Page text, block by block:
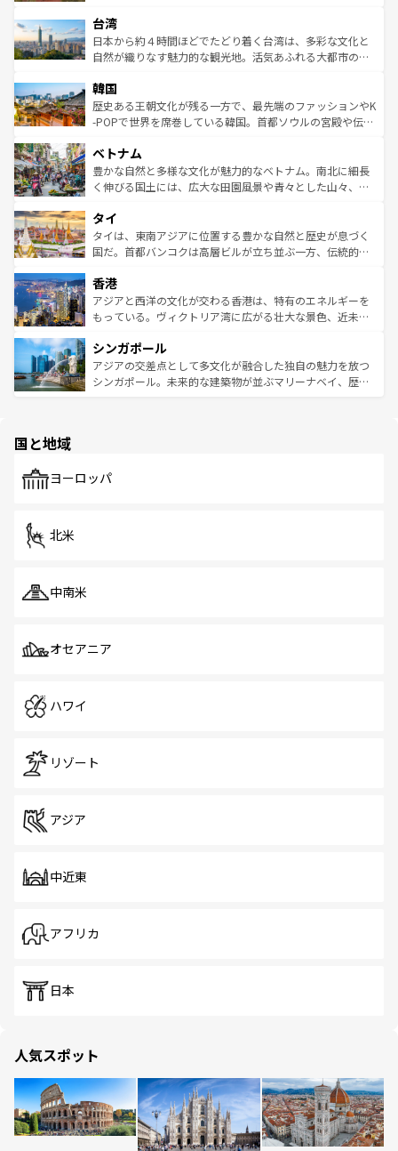
ならではの贅沢な旅のスタイルだ。 なお、新着のアメリカ
情報はコンテンツ一覧を参照してほしい。
れるおもてなしの心で訪れる人々を迎えてくれるハワイの
人々、おいしいローカルフードやハワイアンミュージッ
ク、伝統的なフラダンスなど、すべてがハワイの魅力を彩
ワイを、存分に味わってほしい。 なお、新着のハワイ情報
はコンテンツ一覧を参照してほしい。
リアリーフや大陸中央部にそびえるウルル（エアーズロッ
ク）、タスマニアの美しい原生林やケアンズの熱帯雨林な
ど、見どころがたくさん。また、カフェやワイン、オージ
いる。アクティビティも充実しており、サーフィンやダイ
ビング、ハイキングなど、アウトドア好きにはたまらな
い。オーストラリアの多彩な魅力を存分に味わいつくそ
参照してほしい。
台湾
日本から約４時間ほどでたどり着く台湾は、多彩な文化と
自然が織りなす魅力的な観光地。活気あふれる大都市の台
ン）、静ひつな山岳地帯である台湾東部など、都市の喧騒
と山間の静けさが共存しており、訪れる人に新しい発見と
驚きをもたらしてくれる。また、奥深い台湾の食文化も魅
容にもいいと評判のスイーツなど、バラエティ豊かな料理
が味わえる。 なお、新着の台湾情報は コンテンツ一覧を参
照してほしい。
韓国
歴史ある王朝文化が残る一方で、最先端のファッションやK
-POPで世界を席巻している韓国。首都ソウルの宮殿や伝統
き、地方に足を延ばせば四季折々の自然美を楽しむことが
できる。そして、キムチや焼肉、絶品のストリートフード
まで、さまざまな韓国料理が待っている。夜には、韓国な
リティに包まれながら、韓国の多彩な魅力を心ゆくまで味
わってみてほしい。 なお、新着の韓国情報はコンテンツ一
覧を参照してほしい。
ベトナム
豊かな自然と多様な文化が魅力的なベトナム。南北に細長
く伸びる国土には、広大な田園風景や青々とした山々、世
急速な発展と共に伝統が息づく。ハノイの古い町並みやホ
ーチミン市のフランス統治時代の建物も、独特の雰囲気を
醸し出している。また、バラエティの豊かさとおいしさで
とつ。フォーやバインミー、ベトナムコーヒーなどは、ぜ
ひ現地で味わいたい。どの地域を訪れてもあたたかい人々
が旅行者を迎えてくれるので、きっと忘れられない旅にな
参照してほしい。
タイ
タイは、東南アジアに位置する豊かな自然と歴史が息づく
国だ。首都バンコクは高層ビルが立ち並ぶ一方、伝統的な
の活気が交差している。北部ではチェンマイなどの山岳地
帯で自然と触れ合い、南部ではプーケットやクラビの美し
いビーチでリゾート気分を楽しむことができる。タイ料理
激する。気候は一年中温暖で、どの季節にも異なる楽しみ
が待っている。親しみやすいタイの人々、仏教を中心とし
た文化、そして多様な観光資源が、訪れる旅人を魅了し続
香港
アジアと西洋の文化が交わる香港は、特有のエネルギーを
もっている。ヴィクトリア湾に広がる壮大な景色、近未来
み、どこを訪れても感動するはず。観光スポットが密集し
ており、効率よく見どころを回れるのも魅力。息をのむよ
うな絶景から文化的な体験まで、香港を存分に楽しみ尽く
シンガポール
アジアの交差点として多文化が融合した独自の魅力を放つ
シンガポール。未来的な建築物が並ぶマリーナベイ、歴史
で、ホーカーズは地元の風情を楽しめる外せないスポット
国と地域
ヨーロッパ
北米
中南米
オセアニア
ハワイ
リゾート
アジア
中近東
アフリカ
日本
人気スポット